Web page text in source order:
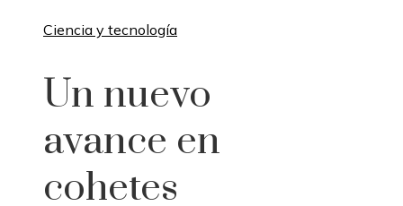
Ciencia y tecnología
Un nuevo
avance en
cohetes